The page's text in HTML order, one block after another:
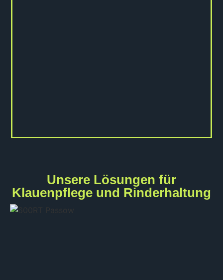
Unsere Lösungen für
Klauenpflege und Rinderhaltung